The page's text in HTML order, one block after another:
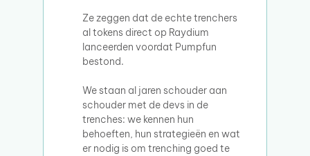
Ze zeggen dat de echte trenchers
al tokens direct op Raydium
lanceerden voordat Pumpfun
bestond.
We staan al jaren schouder aan
schouder met de devs in de
trenches: we kennen hun
behoeften, hun strategieën en wat
er nodig is om trenching goed te